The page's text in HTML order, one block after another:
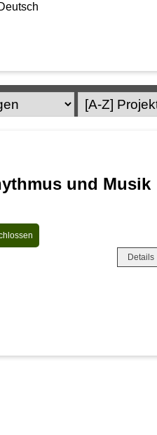
und Musik
Details